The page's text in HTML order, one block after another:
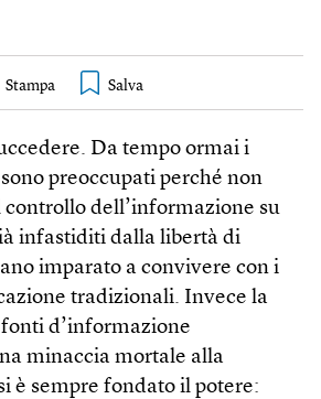
Stampa
Da tempo ormai i
preoccupati perché non
controllo dell’informazione su
infastiditi dalla libertà di
imparato a convivere con i
tradizionali. Invece la
d’informazione
minaccia mortale alla
è sempre fondato il potere: